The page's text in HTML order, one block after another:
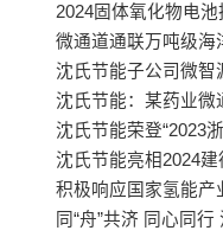
2024固体氧化物电
微通道通联万吨级海
沈氏节能子公司微智
沈氏节能：某药业微
沈氏节能荣登“2023
沈氏节能亮相2024
积极响应国家氢能产
同“舟”共济 同心同